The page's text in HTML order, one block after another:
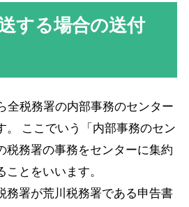
する場合の送付
全税務署の内部事務のセンター
。 ここでいう「内部事務のセン
税務署の事務をセンターに集約
ことをいいます。
務署が荒川税務署である申告書